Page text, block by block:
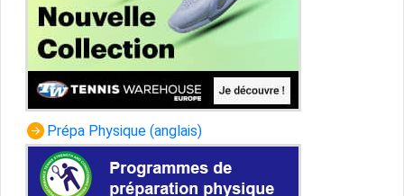
Prépa Physique (anglais)